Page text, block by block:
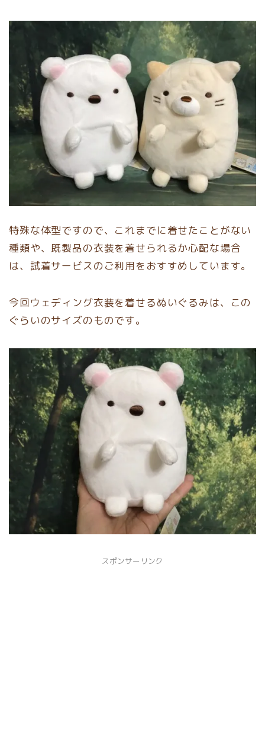
特殊な体型ですので、これまでに着せたことがない
種類や、既製品の衣装を着せられるか心配な場合
は、試着サービスのご利用をおすすめしています。
今回ウェディング衣装を着せるぬいぐるみは、この
ぐらいのサイズのものです。
スポンサーリンク